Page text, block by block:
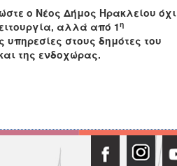
ο Νέος Δήμος Ηρακλείου όχι
αλλά από 1η
υπηρεσίες στους δημότες του
της ενδοχώρας.